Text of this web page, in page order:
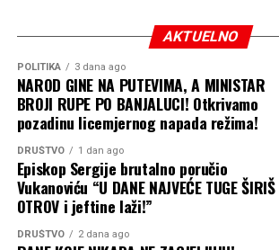
AKTUELNO
POLITIKA 3 dana ago
NAROD GINE NA PUTEVIMA, A MINISTAR
BROJI RUPE PO BANJALUCI! Otkrivamo
pozadinu licemjernog napada režima!
DRUŠTVO 1 dan ago
Episkop Sergije brutalno poručio
Vukanoviću “U DANE NAJVEĆE TUGE ŠIRIŠ
OTROV i jeftine laži!”
DRUŠTVO 2 dana ago